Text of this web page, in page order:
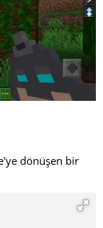
dönüşen bir